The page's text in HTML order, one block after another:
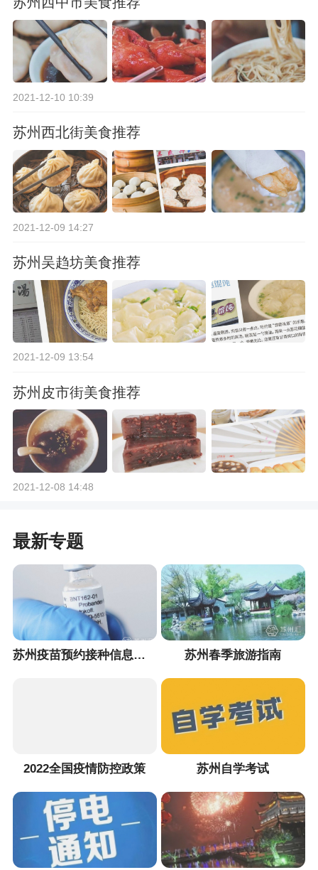
2021-12-10 10:39
苏州西北街美食推荐
2021-12-09 14:27
苏州吴趋坊美食推荐
2021-12-09 13:54
苏州皮市街美食推荐
2021-12-08 14:48
最新专题
苏州疫苗预约接种信息汇总 苏州春季旅游指南
2022全国疫情防控政策 苏州自学考试